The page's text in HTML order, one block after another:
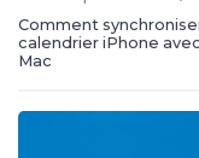
Comment
calendrier iPhone
Mac